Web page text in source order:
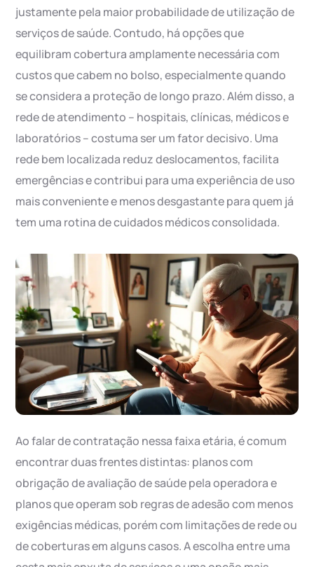
justamente pela maior probabilidade de utilização de
serviços de saúde. Contudo, há opções que
equilibram cobertura amplamente necessária com
custos que cabem no bolso, especialmente quando
se considera a proteção de longo prazo. Além disso, a
rede de atendimento – hospitais, clínicas, médicos e
laboratórios – costuma ser um fator decisivo. Uma
rede bem localizada reduz deslocamentos, facilita
emergências e contribui para uma experiência de uso
mais conveniente e menos desgastante para quem já
tem uma rotina de cuidados médicos consolidada.
Ao falar de contratação nessa faixa etária, é comum
encontrar duas frentes distintas: planos com
obrigação de avaliação de saúde pela operadora e
planos que operam sob regras de adesão com menos
exigências médicas, porém com limitações de rede ou
de coberturas em alguns casos. A escolha entre uma